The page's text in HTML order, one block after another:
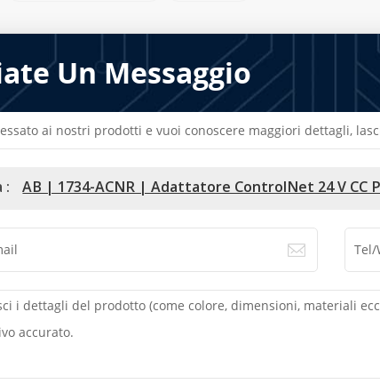
Un Messaggio
ai nostri prodotti e vuoi conoscere maggiori dettagli,
: AB | 1734-ACNR | Adattatore ControlNet 24 V CC